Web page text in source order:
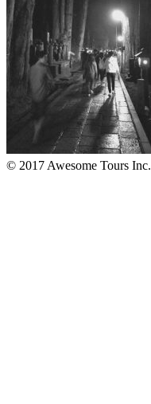
© 2017 Awesome Tours Inc.